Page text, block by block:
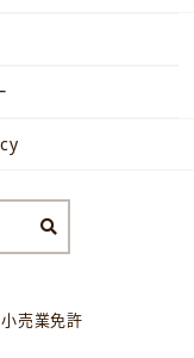
売業免許